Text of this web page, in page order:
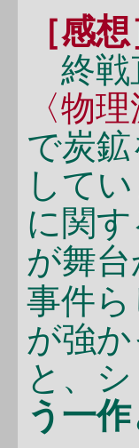
［感想
終戦
〈物
で炭
して
に関
が舞
事件
が強
と、
う一作